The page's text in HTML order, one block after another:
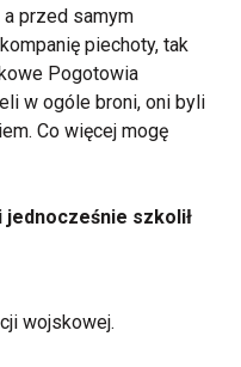
a przed samym
piechoty, tak
Pogotowia
w ogóle broni, oni byli
Co więcej mogę
jednocześnie szkolił
wojskowej.